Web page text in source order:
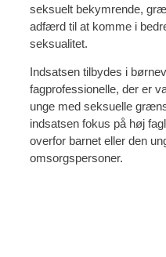
seksuelt bekymrende,
adfærd til at komme i
seksualitet.
Indsatsen tilbydes i
fagprofessionelle, der er
unge med seksuelle
indsatsen fokus på høj
overfor barnet eller den
omsorgspersoner.